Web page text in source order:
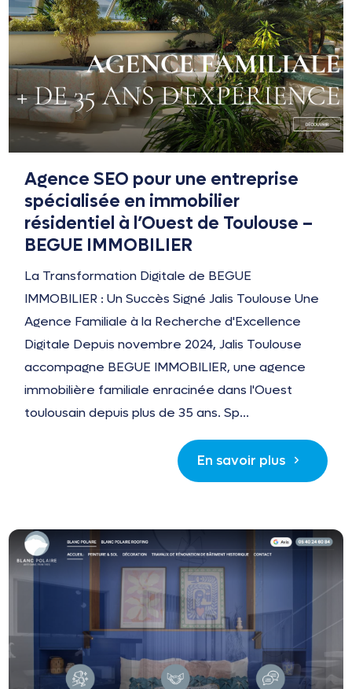
Agence SEO pour une entreprise
spécialisée en immobilier
résidentiel à l’Ouest de Toulouse –
BEGUE IMMOBILIER
La Transformation Digitale de BEGUE
IMMOBILIER : Un Succès Signé Jalis Toulouse Une
Agence Familiale à la Recherche d'Excellence
Digitale Depuis novembre 2024, Jalis Toulouse
accompagne BEGUE IMMOBILIER, une agence
immobilière familiale enracinée dans l'Ouest
toulousain depuis plus de 35 ans. Sp...
En savoir plus